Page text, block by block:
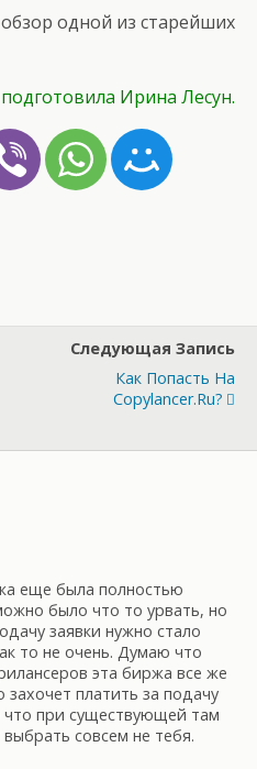
одной из старейших
Ирина Лесун.
Следующая Запись
Как Попасть На
Copylancer.ru?
еще была полностью
было что то урвать, но
заявки нужно стало
то не очень. Думаю что
эта биржа все же
платить за подачу
что при существующей там
совсем не тебя.